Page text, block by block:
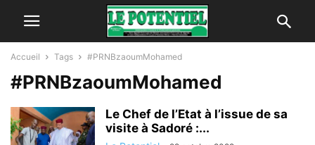
Accueil Tags #PRNBzaoumMohamed
#PRNBzaoumMohamed
Le Chef de l’Etat à l’issue de sa
visite à Sadoré :...